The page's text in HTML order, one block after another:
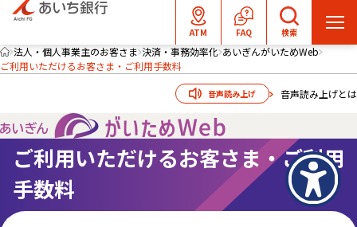
ATM FAQ 検索
メ
ニ
ュ
ー
く
法人・個人事業主のお客さま 決済・事務効率化 あいぎんがいためWeb
ご利用いただけるお客さま・ご利用手数料
音声読み上げ 音声読み上げとは
ご利用いただけるお客さま・ご利用
手数料